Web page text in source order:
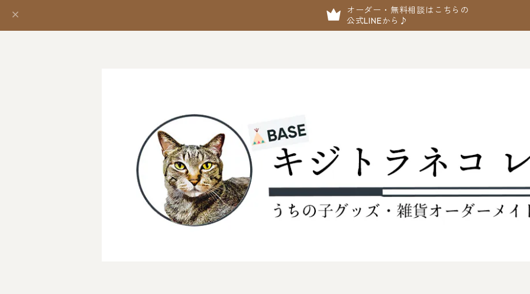
オーダー・無料相談はこちらの
公式LINEから♪